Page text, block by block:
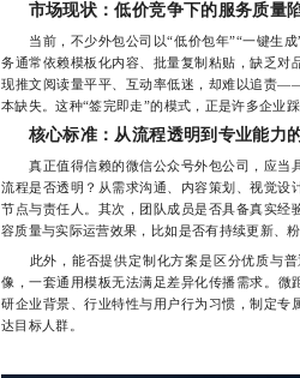
市场现状：低价竞争下的服务质量
当前，不少外包公司以“低价包年”“一键生成
务通常依赖模板化内容、批量复制粘贴，缺乏
现推文阅读量平平、互动率低迷，却难以追责
本缺失。这种“签完即走”的模式，正是许多企业踩
核心标准：从流程透明到专业能力
真正值得信赖的微信公众号外包公司，应当
流程是否透明？从需求沟通、内容策划、视觉设
节点与责任人。其次，团队成员是否具备真实经
容质量与实际运营效果，比如是否有持续更新、
此外，能否提供定制化方案是区分优质与普
像，一套通用模板无法满足差异化传播需求。微
研企业背景、行业特性与用户行为习惯，制定
达目标人群。